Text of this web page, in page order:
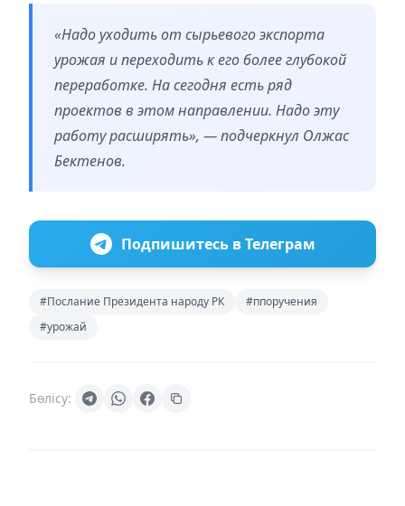
«Надо уходить от сырьевого экспорта
урожая и переходить к его более глубокой
переработке. На сегодня есть ряд
проектов в этом направлении. Надо эту
работу расширять», — подчеркнул Олжас
Бектенов.
Подпишитесь в Телеграм
#Послание Президента народу РК
#ппоручения
#урожай
Бөлісу: